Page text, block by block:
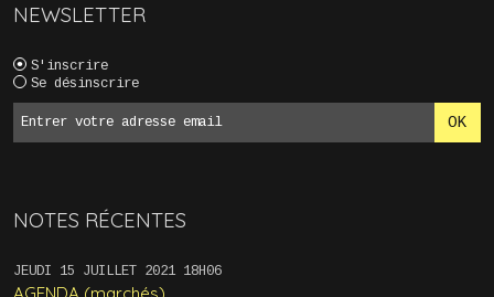
NEWSLETTER
S'inscrire
Se désinscrire
NOTES RÉCENTES
JEUDI 15 JUILLET 2021 18H06